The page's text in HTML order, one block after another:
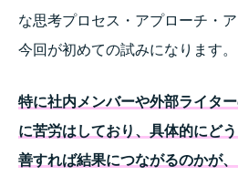
な思考プロセス・アプローチ・
今回が初めての試みになります。
特に社内メンバーや外部ライタ
に苦労はしており、具体的にど
善すれば結果につながるのかが